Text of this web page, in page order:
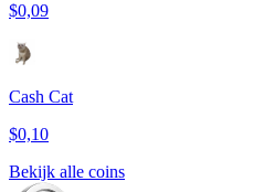
$0,09
Cash Cat
$0,10
Bekijk alle coins